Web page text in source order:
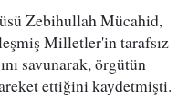
Zebihullah Mücahid,
Milletler'in tarafsız
savunarak, örgütün
ettiğini kaydetmişti.